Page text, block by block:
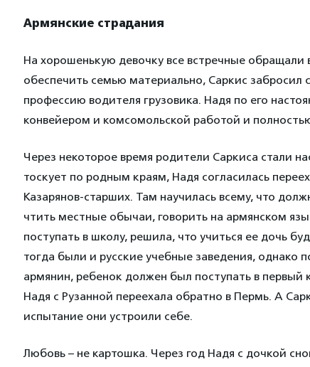
Армянские страдания
На хорошенькую девочку все встречные
обеспечить семью материально, Саркис забросил
профессию водителя грузовика. Надя по его
конвейером и комсомольской работой и
Через некоторое время родители Саркиса стали
тоскует по родным краям, Надя согласилась
Казарянов-старших. Там научилась всему, что
чтить местные обычаи, говорить на армянском
поступать в школу, решила, что учиться ее дочь
тогда были и русские учебные заведения, однако
армянин, ребенок должен был поступать в первый
Надя с Рузанной переехала обратно в Пермь. А
испытание они устроили себе.
Любовь – не картошка. Через год Надя с дочкой